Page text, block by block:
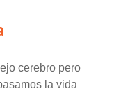
cerebro pero
la vida